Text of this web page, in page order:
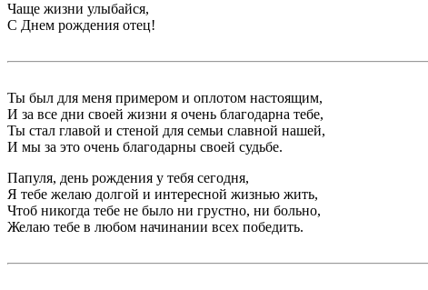
Чаще жизни улыбайся,
С Днем рождения отец!
Ты был для меня примером и оплотом настоящим,
И за все дни своей жизни я очень благодарна тебе,
Ты стал главой и стеной для семьи славной нашей,
И мы за это очень благодарны своей судьбе.
Папуля, день рождения у тебя сегодня,
Я тебе желаю долгой и интересной жизнью жить,
Чтоб никогда тебе не было ни грустно, ни больно,
Желаю тебе в любом начинании всех победить.